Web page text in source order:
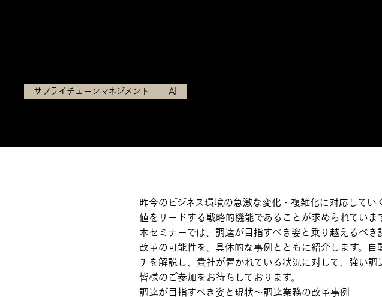
サプライチェーンマネジメント AI
昨今のビジネス環境の急激な変化・複雑化に対応して
値をリードする戦略的機能であることが求められていま
本セミナーでは、調達が目指すべき姿と乗り越えるべ
改革の可能性を、具体的な事例とともに紹介します。
チを解説し、貴社が置かれている状況に対して、強い調
皆様のご参加をお待ちしております。
調達が目指すべき姿と現状〜調達業務の改革事例